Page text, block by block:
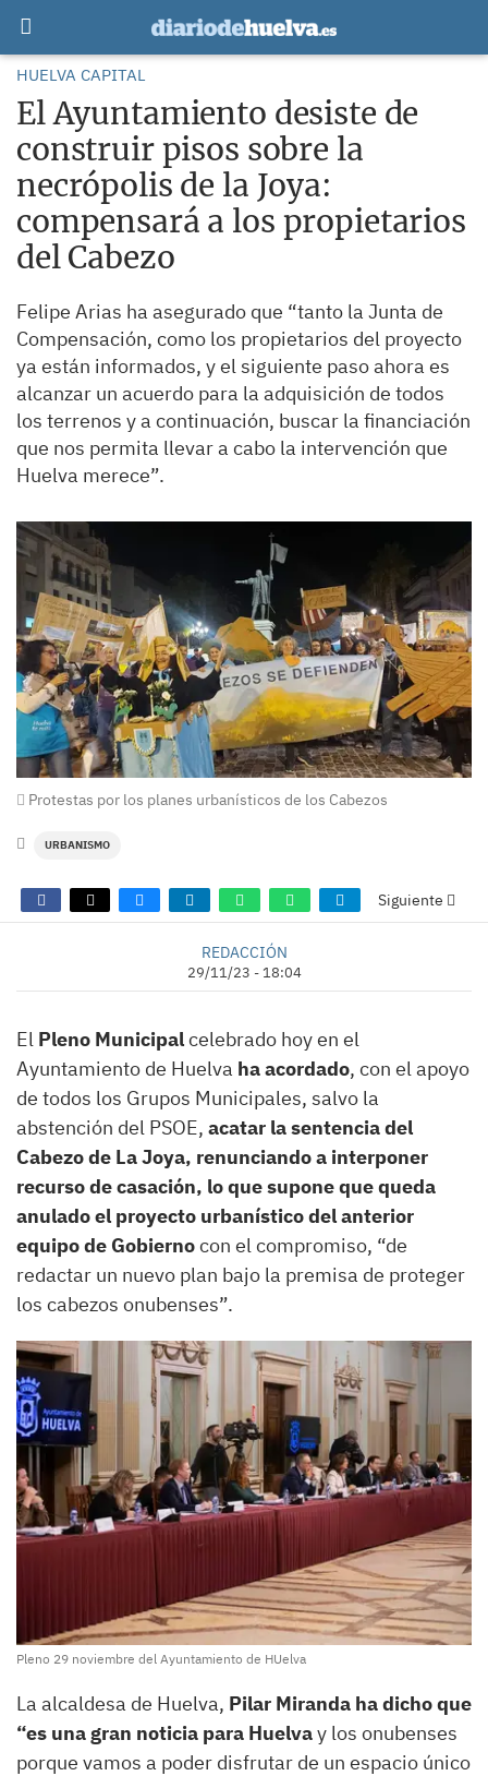
HUELVA CAPITAL
El Ayuntamiento desiste de
construir pisos sobre la
necrópolis de la Joya:
compensará a los propietarios
del Cabezo
Felipe Arias ha asegurado que “tanto la Junta de
Compensación, como los propietarios del proyecto
ya están informados, y el siguiente paso ahora es
alcanzar un acuerdo para la adquisición de todos
los terrenos y a continuación, buscar la financiación
que nos permita llevar a cabo la intervención que
Huelva merece”.
Protestas por los planes urbanísticos de los Cabezos
URBANISMO
Siguiente
REDACCIÓN
29/11/23 - 18:04
El Pleno Municipalcelebrado hoy en el
Ayuntamiento de Huelva ha acordado, con el apoyo
de todos los Grupos Municipales, salvo la
abstención del PSOE, acatar la sentencia del
Cabezo de La Joya, renunciando a interponer
recurso de casación, lo que supone que queda
anulado el proyecto urbanístico del anterior
equipo de Gobiernocon el compromiso, “de
redactar un nuevo plan bajo la premisa de proteger
los cabezos onubenses”.
Pleno 29 noviembre del Ayuntamiento de HUelva
La alcaldesa de Huelva, Pilar Miranda ha dicho que
“es una gran noticia para Huelvay los onubenses
porque vamos a poder disfrutar de un espacio único